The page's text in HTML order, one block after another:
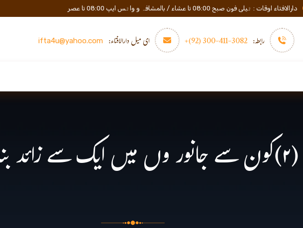
دارالافتاء اوقات : ٹیلی فون صبح 08:00 تا عشاء / بالمشافہ و واٹس ایپ 08:00 تا عصر
رابطہ: 3082-411-300 (92)+ ای میل دارالافتاء: ifta4u@yahoo.com
(۱)قربانی کانصاب (۲)کون سے جانور وں میں ایک